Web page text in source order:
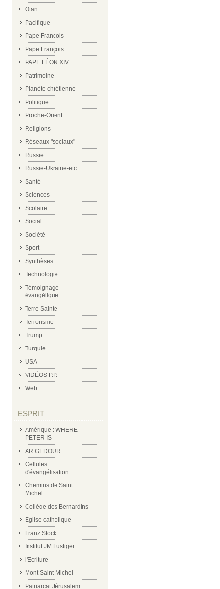
Otan
Pacifique
Pape François
Pape François
PAPE LÉON XIV
Patrimoine
Planète chrétienne
Politique
Proche-Orient
Religions
Réseaux "sociaux"
Russie
Russie-Ukraine-etc
Santé
Sciences
Scolaire
Social
Société
Sport
Synthèses
Technologie
Témoignage
évangélique
Terre Sainte
Terrorisme
Trump
Turquie
USA
VIDÉOS P.P.
Web
ESPRIT
Amérique : WHERE
PETER IS
AR GEDOUR
Cellules
d'évangélisation
Chemins de Saint
Michel
Collège des Bernardins
Eglise catholique
Franz Stock
Institut JM Lustiger
l'Ecriture
Mont Saint-Michel
Patriarcat Jérusalem